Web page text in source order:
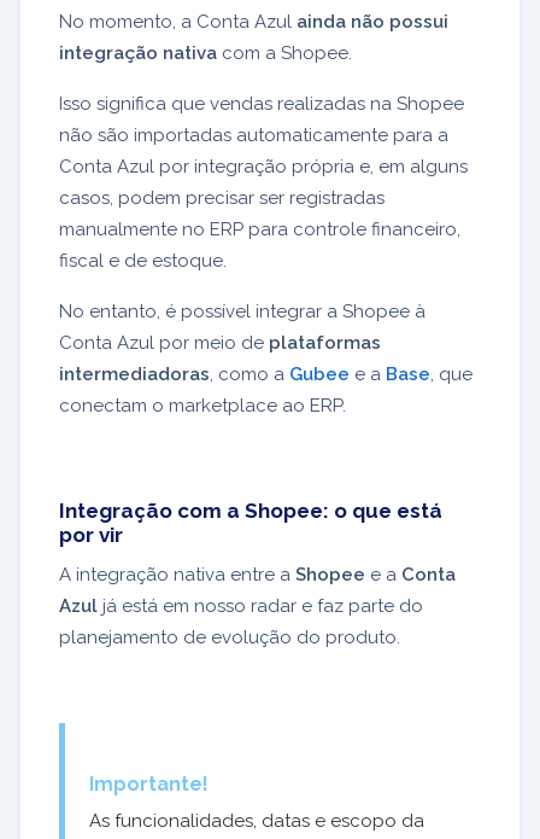
No momento, a Conta Azul ainda não possui
integração nativa com a Shopee.
Isso significa que vendas realizadas na Shopee
não são importadas automaticamente para a
Conta Azul por integração própria e, em alguns
casos, podem precisar ser registradas
manualmente no ERP para controle financeiro,
fiscal e de estoque.
No entanto, é possível integrar a Shopee à
Conta Azul por meio de plataformas
intermediadoras, como a Gubee e a Base, que
conectam o marketplace ao ERP.
Integração com a Shopee: o que está
por vir
A integração nativa entre a Shopee e a Conta
Azul já está em nosso radar e faz parte do
planejamento de evolução do produto.
Importante!
As funcionalidades, datas e escopo da